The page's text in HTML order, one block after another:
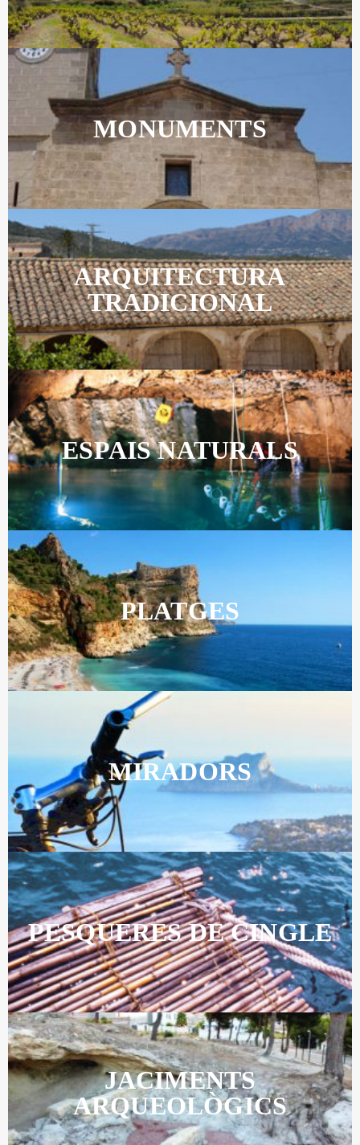
MONUMENTS
ARQUITECTURA
TRADICIONAL
ESPAIS NATURALS
PLATGES
MIRADORS
PESQUERES DE CINGLE
JACIMENTS
ARQUEOLÒGICS